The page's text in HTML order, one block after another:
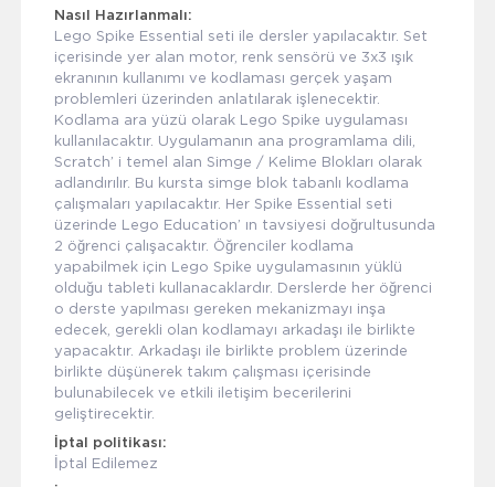
Nasıl Hazırlanmalı:
Lego Spike Essential seti ile dersler yapılacaktır. Set
içerisinde yer alan motor, renk sensörü ve 3x3 ışık
ekranının kullanımı ve kodlaması gerçek yaşam
problemleri üzerinden anlatılarak işlenecektir.
Kodlama ara yüzü olarak Lego Spike uygulaması
kullanılacaktır. Uygulamanın ana programlama dili,
Scratch’ i temel alan Simge / Kelime Blokları olarak
adlandırılır. Bu kursta simge blok tabanlı kodlama
çalışmaları yapılacaktır. Her Spike Essential seti
üzerinde Lego Education’ ın tavsiyesi doğrultusunda
2 öğrenci çalışacaktır. Öğrenciler kodlama
yapabilmek için Lego Spike uygulamasının yüklü
olduğu tableti kullanacaklardır. Derslerde her öğrenci
o derste yapılması gereken mekanizmayı inşa
edecek, gerekli olan kodlamayı arkadaşı ile birlikte
yapacaktır. Arkadaşı ile birlikte problem üzerinde
birlikte düşünerek takım çalışması içerisinde
bulunabilecek ve etkili iletişim becerilerini
geliştirecektir.
İptal politikası:
İptal Edilemez